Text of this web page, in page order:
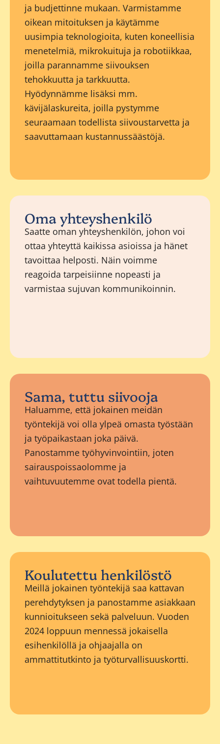
ja budjettinne mukaan. Varmistamme
oikean mitoituksen ja käytämme
uusimpia teknologioita, kuten koneellisia
menetelmiä, mikrokuituja ja robotiikkaa,
joilla parannamme siivouksen
tehokkuutta ja tarkkuutta.
Hyödynnämme lisäksi mm.
kävijälaskureita, joilla pystymme
seuraamaan todellista siivoustarvetta ja
saavuttamaan kustannussäästöjä.
Oma yhteyshenkilö
Saatte oman yhteyshenkilön, johon voi
ottaa yhteyttä kaikissa asioissa ja hänet
tavoittaa helposti. Näin voimme
reagoida tarpeisiinne nopeasti ja
varmistaa sujuvan kommunikoinnin.
Sama, tuttu siivooja
Haluamme, että jokainen meidän
työntekijä voi olla ylpeä omasta työstään
ja työpaikastaan joka päivä.
Panostamme työhyvinvointiin, joten
sairauspoissaolomme ja
vaihtuvuutemme ovat todella pientä.
Koulutettu henkilöstö
Meillä jokainen työntekijä saa kattavan
perehdytyksen ja panostamme asiakkaan
kunnioitukseen sekä palveluun. Vuoden
2024 loppuun mennessä jokaisella
esihenkilöllä ja ohjaajalla on
ammattitutkinto ja työturvallisuuskortti.